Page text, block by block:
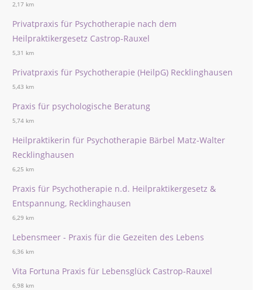
2,17 km
Privatpraxis für Psychotherapie nach dem
Heilpraktikergesetz Castrop-Rauxel
5,31 km
Privatpraxis für Psychotherapie (HeilpG) Recklinghausen
5,43 km
Praxis für psychologische Beratung
5,74 km
Heilpraktikerin für Psychotherapie Bärbel Matz-Walter
Recklinghausen
6,25 km
Praxis für Psychotherapie n.d. Heilpraktikergesetz &
Entspannung, Recklinghausen
6,29 km
Lebensmeer - Praxis für die Gezeiten des Lebens
6,36 km
Vita Fortuna Praxis für Lebensglück Castrop-Rauxel
6,98 km